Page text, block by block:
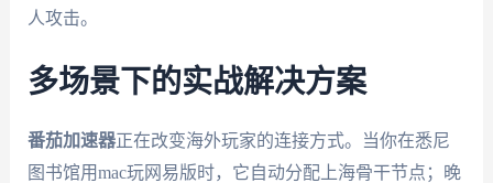
人攻击。
多场景下的实战解决方案
番茄加速器正在改变海外玩家的连接方式。当你在悉尼
图书馆用mac玩网易版时，它自动分配上海骨干节点；晚